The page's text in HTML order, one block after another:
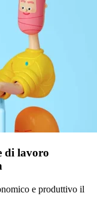
di lavoro
e produttivo il